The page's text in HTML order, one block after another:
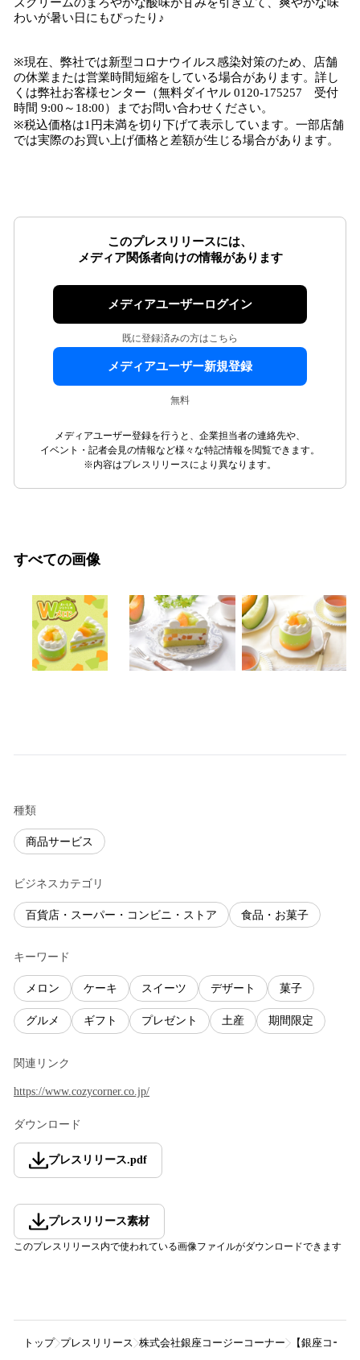
わいが暑い日にもぴったり♪
※現在、弊社では新型コロナウイルス感染対策のため、店舗
の休業または営業時間短縮をしている場合があります。詳し
くは弊社お客様センター（無料ダイヤル 0120-175257 受付
時間 9:00～18:00）までお問い合わせください。
※税込価格は1円未満を切り下げて表示しています。一部店舗
では実際のお買い上げ価格と差額が生じる場合があります。
このプレスリリースには、
メディア関係者向けの情報があります
メディアユーザーログイン
既に登録済みの方はこちら
メディアユーザー新規登録
無料
メディアユーザー登録を行うと、企業担当者の連絡先や、
イベント・記者会見の情報など様々な特記情報を閲覧できます。
※内容はプレスリリースにより異なります。
すべての画像
種類
商品サービス
ビジネスカテゴリ
百貨店・スーパー・コンビニ・ストア 食品・お菓子
キーワード
メロン ケーキ スイーツ デザート 菓子
グルメ ギフト プレゼント 土産 期間限定
関連リンク
https://www.cozycorner.co.jp/
ダウンロード
プレスリリース.pdf
プレスリリース素材
このプレスリリース内で使われている画像ファイルがダウンロードできます
トップ プレスリリース 株式会社銀座コージーコーナー 【銀座コー